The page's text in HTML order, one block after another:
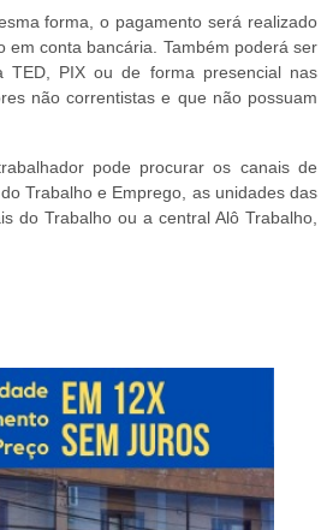
forma, o pagamento será realizado
em conta bancária. Também poderá ser
TED, PIX ou de forma presencial nas
não correntistas e que não possuam
pode procurar os canais de
Trabalho e Emprego, as unidades das
do Trabalho ou a central Alô Trabalho,